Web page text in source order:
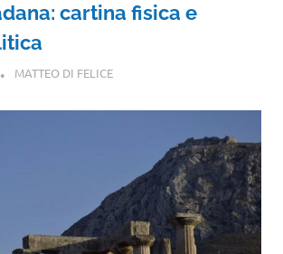
cartina fisica e
MATTEO DI FELICE